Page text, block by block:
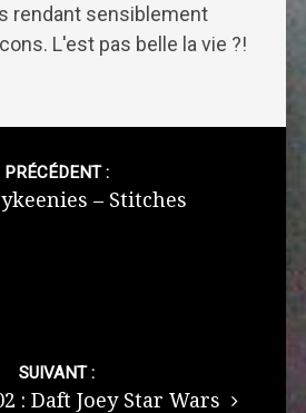
rendant sensiblement
L'est pas belle la vie ?!
PRÉCÉDENT :
– Stitches
SUIVANT :
: Daft Joey Star Wars